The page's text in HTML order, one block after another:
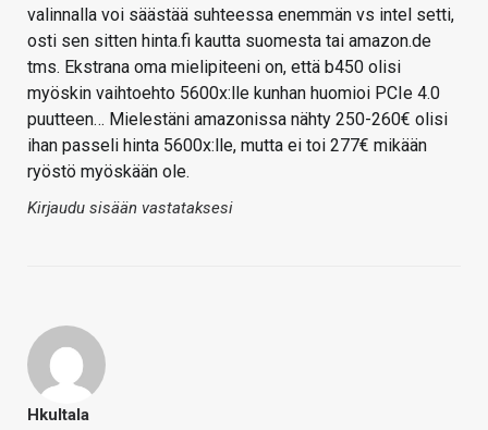
valinnalla voi säästää suhteessa enemmän vs intel setti,
osti sen sitten hinta.fi kautta suomesta tai amazon.de
tms. Ekstrana oma mielipiteeni on, että b450 olisi
myöskin vaihtoehto 5600x:lle kunhan huomioi PCIe 4.0
puutteen… Mielestäni amazonissa nähty 250-260€ olisi
ihan passeli hinta 5600x:lle, mutta ei toi 277€ mikään
ryöstö myöskään ole.
Kirjaudu sisään vastataksesi
Hkultala